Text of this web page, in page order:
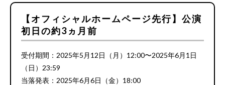
【オフィシャルホームページ先行】公演
初日の約3ヵ月前
受付期間：2025年5月12日（月）12:00〜2025年6月1日
（日）23:59
当落発表：2025年6月6日（金）18:00